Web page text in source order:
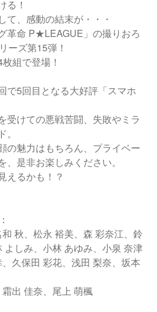
る！
て、感動の結末が・・・
革命 P★LEAGUE」の撮りおろ
ーズ第15弾！
組で登場！
で5回目となる大好評「スマホ
受けての悪戦苦闘、失敗やミラ
の魅力はもちろん、プライベー
、是非お楽しみください。
えるかも！？
秋、松永 裕美、森 彩奈江、鈴
よしみ、小林 あゆみ、小泉 奈津
久保田 彩花、浅田 梨奈、坂本
出 佳奈、尾上 萌楓